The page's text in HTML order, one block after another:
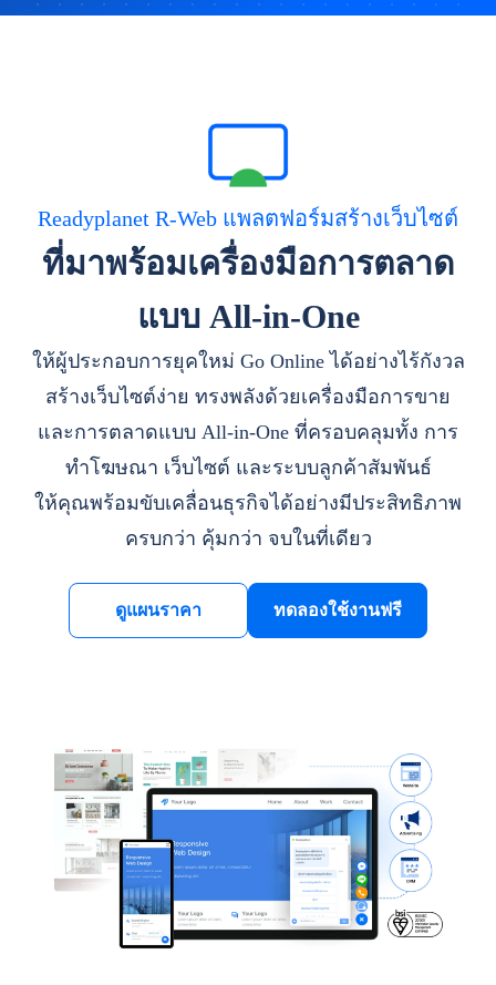
Readyplanet R-Web แพลตฟอร์มสร้างเว็บไซต์
ที่มาพร้อมเครื่องมือการตลาด
แบบ All-in-One
ให้ผู้ประกอบการยุคใหม่ Go Online ได้อย่างไร้กังวล
สร้างเว็บไซต์ง่าย ทรงพลังด้วยเครื่องมือการขาย
และการตลาดแบบ All-in-One ที่ครอบคลุมทั้ง การ
ทำโฆษณา เว็บไซต์ และระบบลูกค้าสัมพันธ์
ให้คุณพร้อมขับเคลื่อนธุรกิจได้อย่างมีประสิทธิภาพ
ครบกว่า คุ้มกว่า จบในที่เดียว
ดูแผนราคา ทดลองใช้งานฟรี